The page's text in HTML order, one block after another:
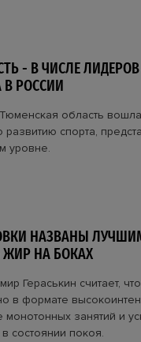
- В ЧИСЛЕ
РОССИИ
область
спорта,
уровне.
НАЗВАНЫ
ЖИР НА БОКАХ
Гераськин считает,
в формате
занятий и
состоянии покоя.